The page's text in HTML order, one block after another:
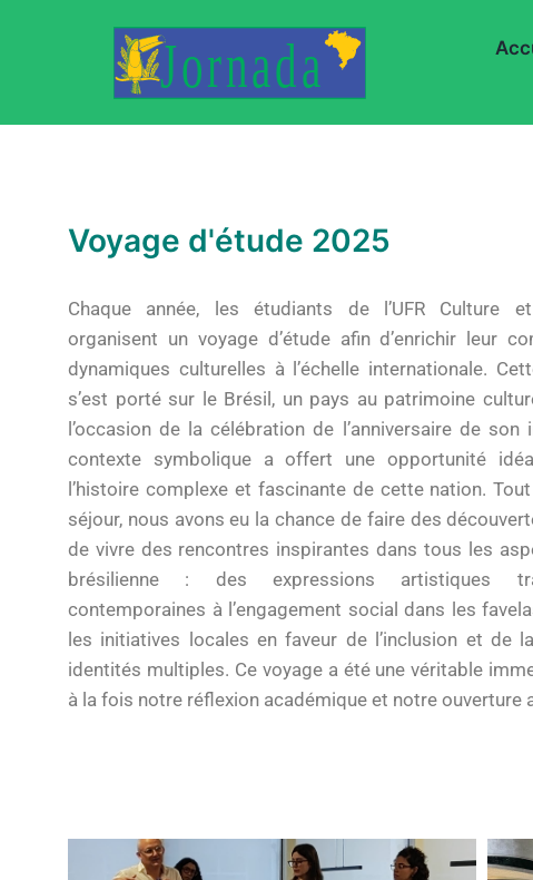
Voyage d'étude 2025
Chaque année, les étudiants de l’UFR Culture
organisent un voyage d’étude afin d’enrichir leur
dynamiques culturelles à l’échelle internationale.
s’est porté sur le Brésil, un pays au patrimoine
l’occasion de la célébration de l’anniversaire de son
contexte symbolique a offert une opportunité
l’histoire complexe et fascinante de cette nation.
séjour, nous avons eu la chance de faire des
de vivre des rencontres inspirantes dans tous les
brésilienne : des expressions artistiques
contemporaines à l’engagement social dans les
les initiatives locales en faveur de l’inclusion et de
identités multiples. Ce voyage a été une véritable
à la fois notre réflexion académique et notre ouverture